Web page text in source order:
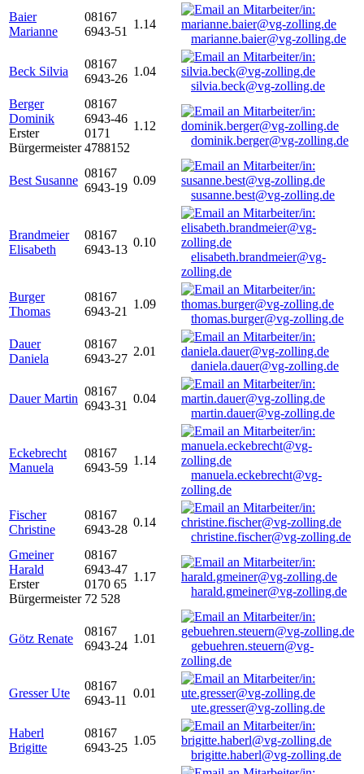
Baier
Marianne
08167
6943-51
1.14
marianne.baier@vg-zolling.de
Beck Silvia
08167
6943-26
1.04
silvia.beck@vg-zolling.de
Berger
Dominik
Erster
Bürgermeister
08167
6943-46
0171
4788152
1.12
dominik.berger@vg-zolling.de
Best Susanne
08167
6943-19
0.09
susanne.best@vg-zolling.de
Brandmeier
Elisabeth
08167
6943-13
0.10
elisabeth.brandmeier@vg-
zolling.de
Burger
Thomas
08167
6943-21
1.09
thomas.burger@vg-zolling.de
Dauer
Daniela
08167
6943-27
2.01
daniela.dauer@vg-zolling.de
Dauer Martin
08167
6943-31
0.04
martin.dauer@vg-zolling.de
Eckebrecht
Manuela
08167
6943-59
1.14
manuela.eckebrecht@vg-
zolling.de
Fischer
Christine
08167
6943-28
0.14
christine.fischer@vg-zolling.de
Gmeiner
Harald
Erster
Bürgermeister
08167
6943-47
0170 65
72 528
1.17
harald.gmeiner@vg-zolling.de
Götz Renate
08167
6943-24
1.01
gebuehren.steuern@vg-
zolling.de
Gresser Ute
08167
6943-11
0.01
ute.gresser@vg-zolling.de
Haberl
Brigitte
08167
6943-25
1.05
brigitte.haberl@vg-zolling.de